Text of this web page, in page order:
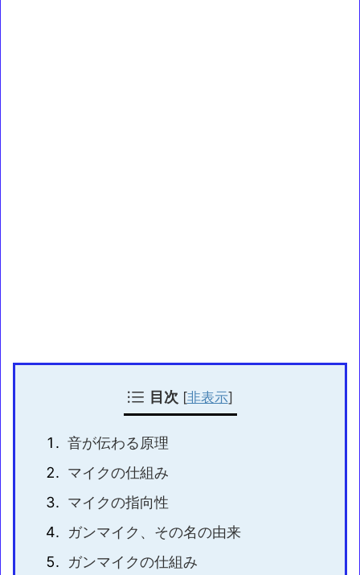
目次 [非表示]
音が伝わる原理
マイクの仕組み
マイクの指向性
ガンマイク、その名の由来
ガンマイクの仕組み